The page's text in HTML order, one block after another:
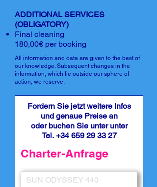
ADDITIONAL SERVICES
(OBLIGATORY)
Final cleaning
180,00€ per booking
All information and data are given to the best of
our knowledge. Subsequent changes in the
information, which lie outside our sphere of
action, we reserve.
Fordern Sie jetzt weitere Infos
und genaue Preise an
oder buchen Sie unter unter
Tel. +34 659 29 33 27
Charter-Anfrage